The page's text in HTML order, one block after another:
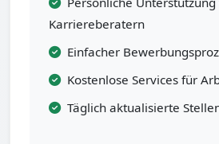
Karriereberatern
Einfacher
Kostenlose Services für
Täglich aktualisierte